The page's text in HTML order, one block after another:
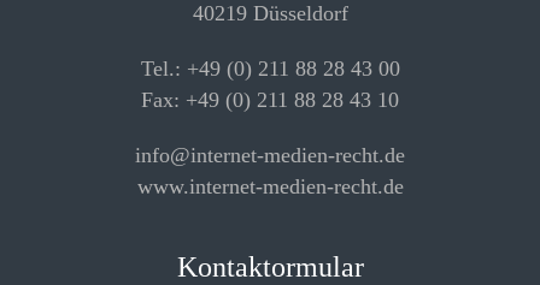
40219 Düsseldorf
Tel.: +49 (0) 211 88 28 43 00
Fax: +49 (0) 211 88 28 43 10
info@internet-medien-recht.de
www.internet-medien-recht.de
Kontaktormular